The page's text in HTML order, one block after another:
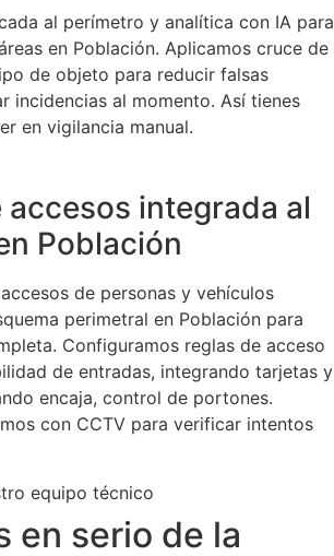
al perímetro y analítica con IA para
en Población. Aplicamos cruce de
de objeto para reducir falsas
incidencias al momento. Así tienes
en vigilancia manual.
accesos integrada al
Población
de personas y vehículos
perimetral en Población para
Configuramos reglas de acceso
de entradas, integrando tarjetas y
encaja, control de portones.
con CCTV para verificar intentos
equipo técnico
en serio de la